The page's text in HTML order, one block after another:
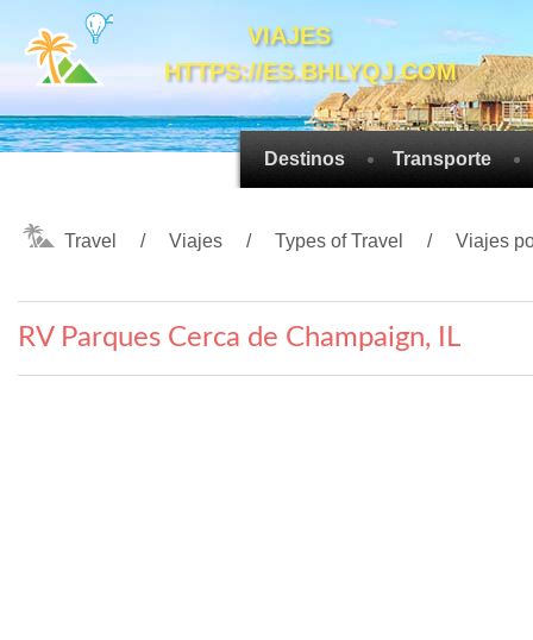
VIAJES
HTTPS://ES.BHLYQJ.COM
Destinos Transporte
Travel Viajes Types of Travel Viajes
RV Parques Cerca de Champaign, IL